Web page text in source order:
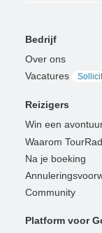
Bedrijf
Over ons
Vacatures
Reizigers
Win een
Waarom
Na je boeking
Community
Platform voor